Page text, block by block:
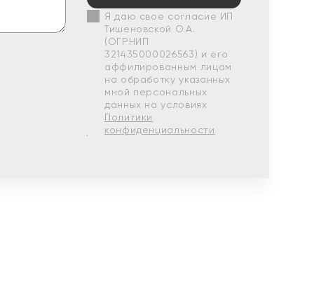
Я даю свое согласие ИП
Тишеновской О.А.
(ОГРНИП
321435000026563) и его
аффилированным лицам
на обработку указанных
мной персональных
данных на условиях
Политики
конфиденциальности